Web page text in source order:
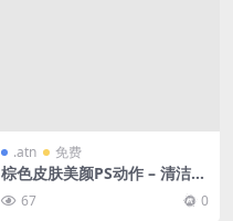
.atn 免费
棕色皮肤美颜PS动作 – 清洁混
合色皮肤的动作，提供干净均
匀的棕色外观-免费下载
67 0